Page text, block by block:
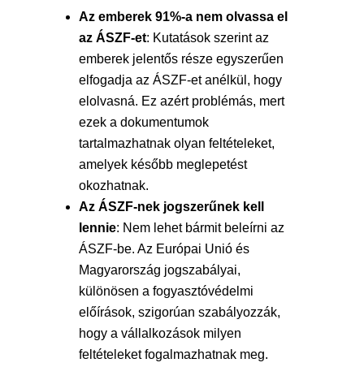
Az emberek 91%-a nem olvassa el
az ÁSZF-et: Kutatások szerint az
emberek jelentős része egyszerűen
elfogadja az ÁSZF-et anélkül, hogy
elolvasná. Ez azért problémás, mert
ezek a dokumentumok
tartalmazhatnak olyan feltételeket,
amelyek később meglepetést
okozhatnak.
Az ÁSZF-nek jogszerűnek kell
lennie: Nem lehet bármit beleírni az
ÁSZF-be. Az Európai Unió és
Magyarország jogszabályai,
különösen a fogyasztóvédelmi
előírások, szigorúan szabályozzák,
hogy a vállalkozások milyen
feltételeket fogalmazhatnak meg.